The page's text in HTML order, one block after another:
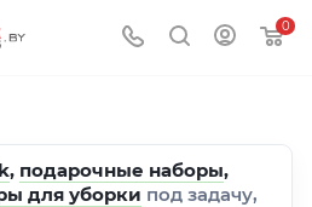
0
, подарочные наборы,
для уборки под задачу,